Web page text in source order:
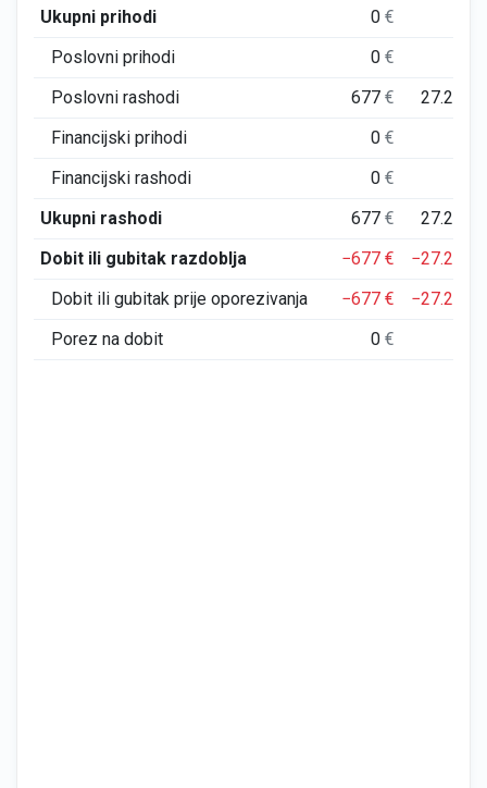
Ukupni prihodi 0€
Poslovni prihodi
0€
Poslovni rashodi
677€ 27.231
Financijski prihodi
0€
Financijski rashodi
0€
Ukupni rashodi
677€ 27.232
Dobit ili gubitak razdoblja
−677€ −27.232
Dobit ili gubitak prije oporezivanja
−677€ −27.232
Porez na dobit
0€